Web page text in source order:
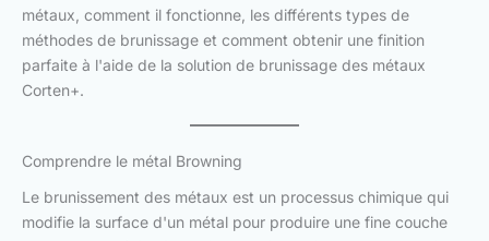
métaux, comment il fonctionne, les différents types de
méthodes de brunissage et comment obtenir une finition
parfaite à l'aide de la solution de brunissage des métaux
Corten+.
Comprendre le métal Browning
Le brunissement des métaux est un processus chimique qui
modifie la surface d'un métal pour produire une fine couche